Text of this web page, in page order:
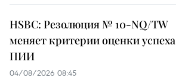
HSBC: Резолюция № 10-NQ/TW
меняет критерии оценки успеха
ПИИ
04/08/2026 08:45